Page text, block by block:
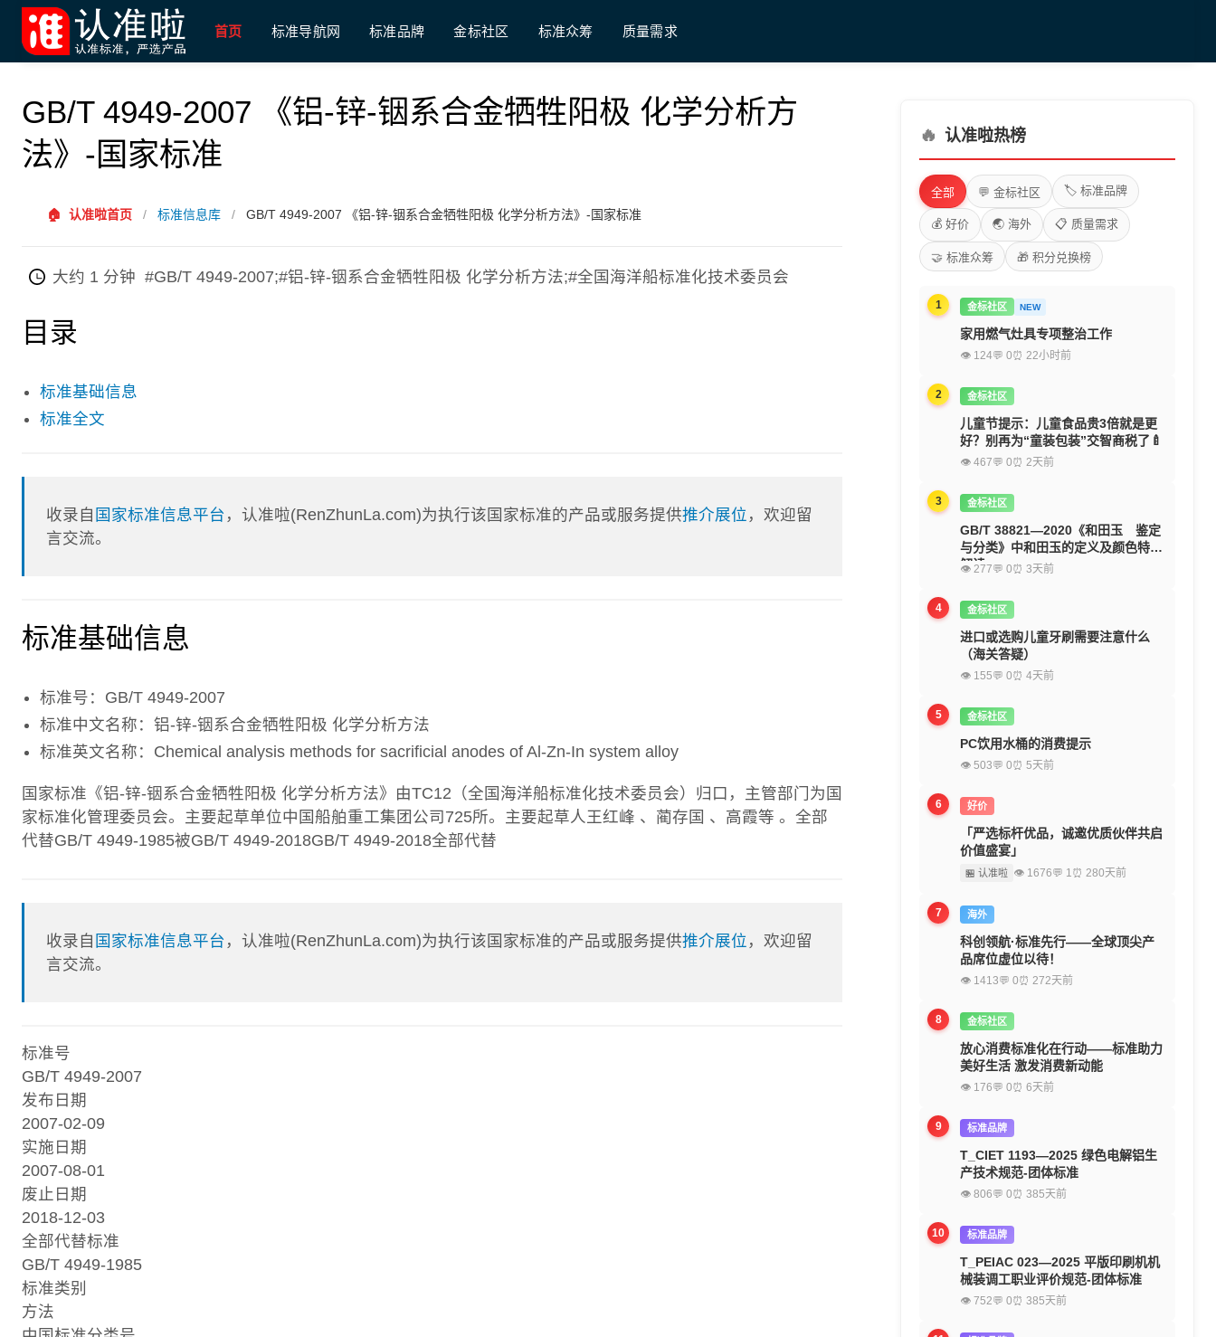
首页 标准导航网 标准品牌 金标社区 标准众筹 质量需求
GB/T 4949-2007 《铝-锌-铟系合金牺牲阳极 化学分析方
法》-国家标准
🏠 认准啦首页 / 标准信息库 / GB/T 4949-2007 《铝-锌-铟系合金牺牲阳极 化学分析方法》-国家标准
大约 1 分钟 #GB/T 4949-2007;#铝-锌-铟系合金牺牲阳极 化学分析方法;#全国海洋船标准化技术委员会
目录
标准基础信息
标准全文
收录自 国家标准信息平台 ，认准啦(RenZhunLa.com)为执行该国家标准的产品或服务提供推介展位 ，欢迎留
言交流。
标准基础信息
标准号：GB/T 4949-2007
标准中文名称：铝-锌-铟系合金牺牲阳极 化学分析方法
标准英文名称：Chemical analysis methods for sacrificial anodes of Al-Zn-In system alloy
国家标准《铝-锌-铟系合金牺牲阳极 化学分析方法》由TC12（全国海洋船标准化技术委员会）归口，主管部门为国
家标准化管理委员会。主要起草单位中国船舶重工集团公司725所。主要起草人王红峰 、蔺存国 、高霞等 。全部
代替GB/T 4949-1985被GB/T 4949-2018GB/T 4949-2018全部代替
收录自 国家标准信息平台 ，认准啦(RenZhunLa.com)为执行该国家标准的产品或服务提供推介展位 ，欢迎留
言交流。
标准号
GB/T 4949-2007
发布日期
2007-02-09
实施日期
2007-08-01
废止日期
2018-12-03
全部代替标准
GB/T 4949-1985
标准类别
方法
🔥 认准啦热榜
全部 💬 金标社区 🏷️ 标准品牌
💰 好价 🌏 海外 📋 质量需求
🤝 标准众筹 🎁 积分兑换榜
1 金标社区 NEW
家用燃气灶具专项整治工作
👁 124💬 0⏰ 22小时前
2 金标社区
儿童节提示：儿童食品贵3倍就是更
好？别再为“童装包装”交智商税了🍼
👁 467💬 0⏰ 2天前
3 金标社区
GB/T 38821—2020《和田玉 鉴定
与分类》中和田玉的定义及颜色特征
解读
👁 277💬 0⏰ 3天前
4 金标社区
进口或选购儿童牙刷需要注意什么
（海关答疑）
👁 155💬 0⏰ 4天前
5 金标社区
PC饮用水桶的消费提示
👁 503💬 0⏰ 5天前
6 好价
「严选标杆优品，诚邀优质伙伴共启
价值盛宴」
🏪 认准啦 👁 1676💬 1⏰ 280天前
7 海外
科创领航·标准先行——全球顶尖产
品席位虚位以待！
👁 1413💬 0⏰ 272天前
8 金标社区
放心消费标准化在行动——标准助力
美好生活 激发消费新动能
👁 176💬 0⏰ 6天前
9 标准品牌
T_CIET 1193—2025 绿色电解铝生
产技术规范-团体标准
👁 806💬 0⏰ 385天前
10 标准品牌
T_PEIAC 023—2025 平版印刷机机
械装调工职业评价规范-团体标准
👁 752💬 0⏰ 385天前